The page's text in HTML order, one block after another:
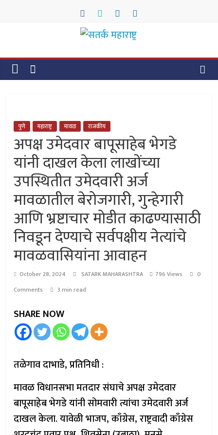
सतर्क
महाराष्ट्र
पुणे महाराष्ट्र मावळ राजकीय
अपक्ष उमेदवार बापूसाहेब भेगडे
यांनी दाखल केला लाखोंच्या
उपस्थितीत उमेदवारी अर्ज
मावळातील बेरोजगारी, गुन्हेगारी
आणि भ्रष्टाचार मोडीत काढण्यासाठी
निवडून देण्याचे सर्वपक्षीय नेत्यांचे
मावळवासियांना आवाहन
October 28, 2024 SATARK MAHARASHTRA 796 Views
0
Comments
3 min read
SHARE NOW
तळेगाव दाभाडे, प्रतिनिधी :
मावळ विधानसभा मतदार संघाचे अपक्ष उमेदवार
बापूसाहेब भेगडे यांनी सोमवारी त्यांचा उमेदवारी अर्ज
दाखल केला. यावेळी भाजप, काँग्रेस, राष्ट्रवादी काँग्रेस